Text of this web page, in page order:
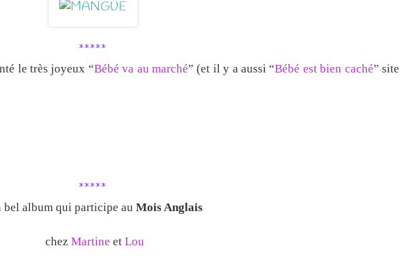
*****
le très joyeux “Bébé va au marché” (et il y a aussi “Bébé est bien caché” site
*****
bel album qui participe au Mois Anglais
chez Martine et Lou